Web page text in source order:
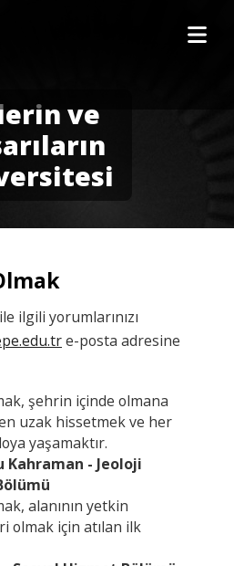
ve
ilgili yorumlarınızı
e-posta adresine
şehrin içinde olmana
uzak hissetmek ve her
yaşamaktır.
Kahraman - Jeoloji
alanının yetkin
olmak için atılan ilk